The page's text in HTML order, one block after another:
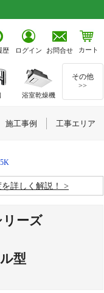
歴 ログイン お問合せ カート
詳しく解説！
リーズ
型
浴室乾燥機
その他
>>
施工事例 工事エリア